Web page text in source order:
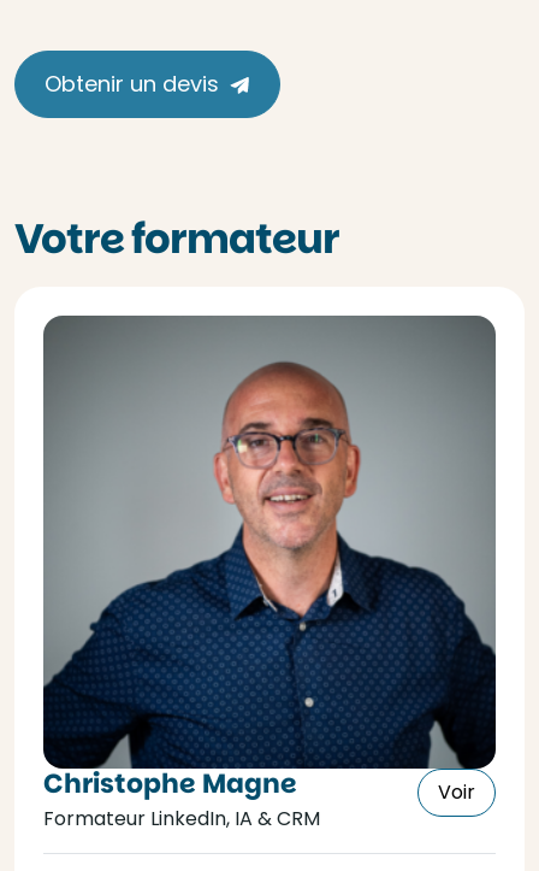
Obtenir un devis
Votre formateur
Christophe Magne
Formateur LinkedIn, IA & CRM
Voir